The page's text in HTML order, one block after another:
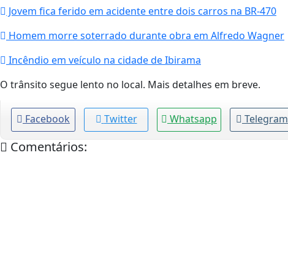
Jovem fica ferido em acidente entre dois carros na BR-470
Homem morre soterrado durante obra em Alfredo Wagner
Incêndio em veículo na cidade de Ibirama
O trânsito segue lento no local. Mais detalhes em breve.
Facebook Twitter Whatsapp Telegram
Comentários: